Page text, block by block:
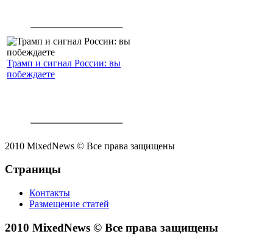
Трамп и сигнал России: вы
побеждаете
2010 MixedNews © Все права защищены
Страницы
Контакты
Размещение статей
2010 MixedNews © Все права защищены